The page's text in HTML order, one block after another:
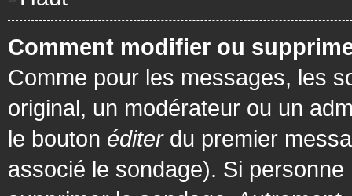
Comment modifier ou
Comme pour les messages, les
original, un modérateur ou un
le bouton éditerdu premier
associé le sondage). Si personne